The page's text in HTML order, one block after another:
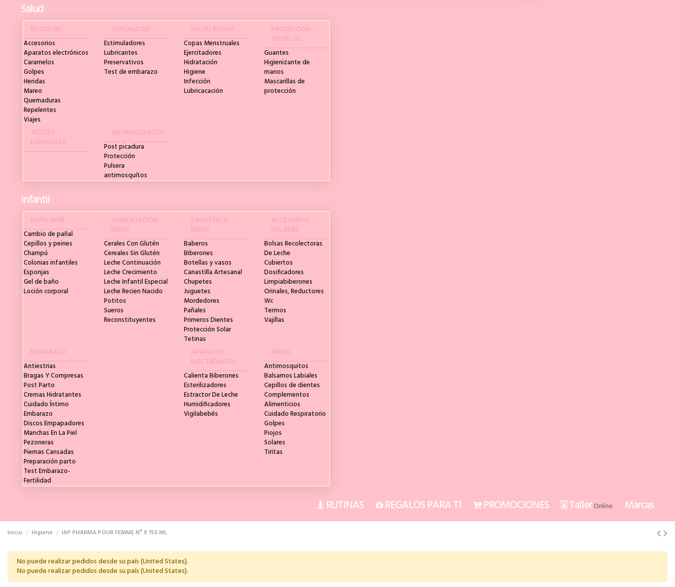
Salud
BOTIQUIN
Accesorios
Aparatos electrónicos
Caramelos
Golpes
Heridas
Mareo
Quemaduras
Repelentes
Viajes
SEXUALIDAD
Estimuladores
Lubricantes
Preservativos
Test de embarazo
SALUD ÍNTIMA
Copas Menstruales
Ejercitadores
Hidratación
Higiene
Infección
Lubricacación
PROTECCIÓN
COVID-19
Guantes
Higienizante de
manos
Mascarillas de
protección
ACEITES
ESENCIALES
ANTIMOSQUITOS
Post picadura
Protección
Pulsera
antimosquítos
Infantil
BAÑO BEBÉ
Cambio de pañal
Cepillos y peines
Champú
Colonias infantiles
Esponjas
Gel de baño
Loción corporal
ALIMENTACIÓN
BEBÉS
Cerales Con Glutén
Cereales Sin Glutén
Leche Continuación
Leche Crecimiento
Leche Infantil Especial
Leche Recien Nacido
Potitos
Sueros
Reconstituyentes
CANASTILLA
BEBÉS
Baberos
Biberones
Botellas y vasos
Canastilla Artesanal
Chupetes
Juguetes
Mordedores
Pañales
Primeros Dientes
Protección Solar
Tetinas
ACCESORIOS
DEL BEBÉ
Bolsas Recolectoras
De Leche
Cubiertos
Dosificadores
Limpiabiberones
Orinales, Reductores
Wc
Termos
Vajillas
EMBARAZO
Antiestrias
Bragas Y Compresas
Post Parto
Cremas Hidratantes
Cuidado Íntimo
Embarazo
Discos Empapadores
Manchas En La Piel
Pezoneras
Piernas Cansadas
Preparación parto
Test Embarazo-
Fertilidad
APARATOS
ELECTRÓNICOS
Calienta Biberones
Esterilizadores
Estractor De Leche
Humidificadores
Vigilabebés
NIÑOS
Antimosquitos
Balsamos Labiales
Cepillos de dientes
Complementos
Alimenticios
Cuidado Respiratorio
Golpes
Piojos
Solares
Tiritas
Marcas
TallerOnline
PROMOCIONES
REGALOS PARA TI
RUTINAS
Inicio Higiene IAP PHARMA POUR FEMME Nº 9 150 ML
No puede realizar pedidos desde su país (United States).
No puede realizar pedidos desde su país (United States).